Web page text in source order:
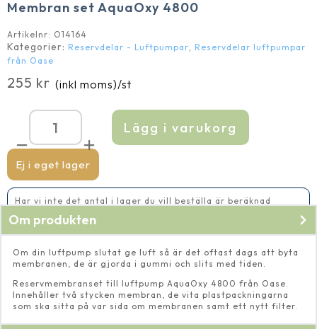
Membran set AquaOxy 4800
Artikelnr: O14164
Kategorier: Reservdelar - Luftpumpar, Reservdelar luftpumpar
från Oase
255 kr (inkl moms)/st
Ej i eget lager
Membran
set
AquaOxy
4800
mängd
Lägg i varukorg
Har vi inte det antal i lager du vill beställa är beräknad
Om produkten
Om din luftpump slutat ge luft så är det oftast dags att byta
membranen, de är gjorda i gummi och slits med tiden.
Reservmembranset till luftpump AquaOxy 4800 från Oase.
Innehåller två stycken membran, de vita plastpackningarna
som ska sitta på var sida om membranen samt ett nytt filter.